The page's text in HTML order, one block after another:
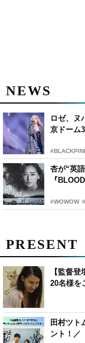
NEWS
ロゼ、ヌ
京ドーム
杏が“英
『
#WOWOW
PRESENT
【監督
20名様を
田村ツト
ント！／